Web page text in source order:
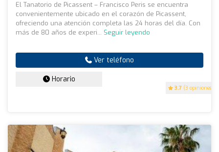
3.7 (3 opiniones)
El Tanatorio de Picassent – Francisco Peris se encuentra
convenientemente ubicado en el corazón de Picassent,
ofreciendo una atención completa las 24 horas del día. Con
más de 80 años de experi... Seguir leyendo
Ver teléfono
Horario